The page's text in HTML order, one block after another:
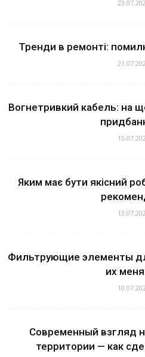
Тренди в ремонті:
Вогнетривкий кабель: на
Яким має бути якісний
Фильтрующие элементы
их
Современный взгляд
территории — как